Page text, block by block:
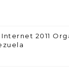
Internet 2011